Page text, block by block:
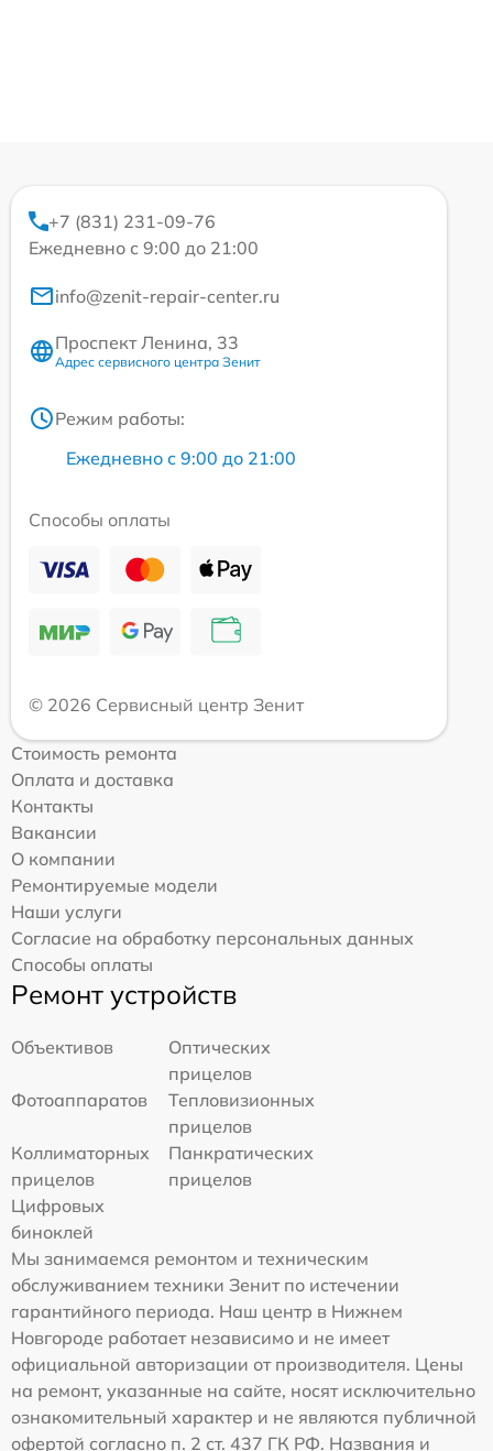
+7 (831) 231-09-76
Ежедневно с 9:00 до 21:00
info@zenit-repair-center.ru
Проспект Ленина, 33
Адрес сервисного центра Зенит
Режим работы:
Ежедневно с 9:00 до 21:00
Способы оплаты
© 2026 Сервисный центр Зенит
Стоимость ремонта
Оплата и доставка
Контакты
Вакансии
О компании
Ремонтируемые модели
Наши услуги
Согласие на обработку персональных данных
Способы оплаты
Ремонт устройств
Объективов
Оптических
прицелов
Фотоаппаратов
Тепловизионных
прицелов
Коллиматорных
прицелов
Панкратических
прицелов
Цифровых
биноклей
Мы занимаемся ремонтом и техническим
обслуживанием техники Зенит по истечении
гарантийного периода. Наш центр в Нижнем
Новгороде работает независимо и не имеет
официальной авторизации от производителя. Цены
на ремонт, указанные на сайте, носят исключительно
ознакомительный характер и не являются публичной
офертой согласно п. 2 ст. 437 ГК РФ. Названия и